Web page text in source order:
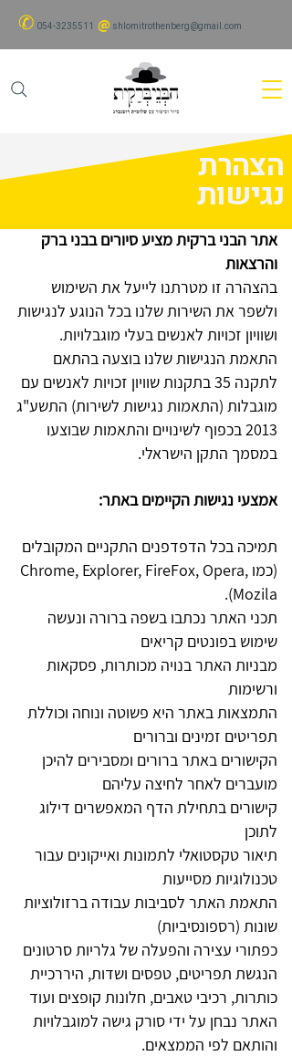
✆ 054-3235511 @ shlomitrothenberg@gmail.com
הצהרת
נגישות
אתר הבני ברקית מציע סיורים בבני ברק
והרצאות
בהצהרה זו מטרתנו לייעל את השימוש
ולשפר את השירות שלנו בכל הנוגע לנגישות
ושוויון זכויות לאנשים בעלי מוגבלויות.
התאמת הנגישות שלנו בוצעה בהתאם
לתקנה 35 בתקנות שוויון זכויות לאנשים עם
מוגבלות (התאמות נגישות לשירות) התשע"ג
2013 בכפוף לשינויים והתאמות שבוצעו
במסמך התקן הישראלי.
אמצעי נגישות הקיימים באתר:
תמיכה בכל הדפדפנים התקניים המקובלים
(כמו Chrome, Explorer, FireFox, Opera,
Mozila).
תכני האתר נכתבו בשפה ברורה ונעשה
שימוש בפונטים קריאים
מבניות האתר בנויה מכותרות, פסקאות
ורשימות
התמצאות באתר היא פשוטה ונוחה וכוללת
תפריטים זמינים וברורים
הקישורים באתר ברורים ומסבירים להיכן
מועברים לאחר לחיצה עליהם
קישורים בתחילת הדף המאפשרים דילוג
לתוכן
תיאור טקסטואלי לתמונות ואייקונים עבור
טכנולוגיות מסייעות
התאמת האתר לסביבות עבודה ברזולוציות
שונות (רספונסיביות)
כפתורי עצירה והפעלה של גלריות סרטונים
הנגשת תפריטים, טפסים ושדות, היררכיית
כותרות, רכיבי טאבים, חלונות קופצים ועוד
האתר נבחן על ידי סורק גישה למוגבלויות
והותאם לפי הממצאים.